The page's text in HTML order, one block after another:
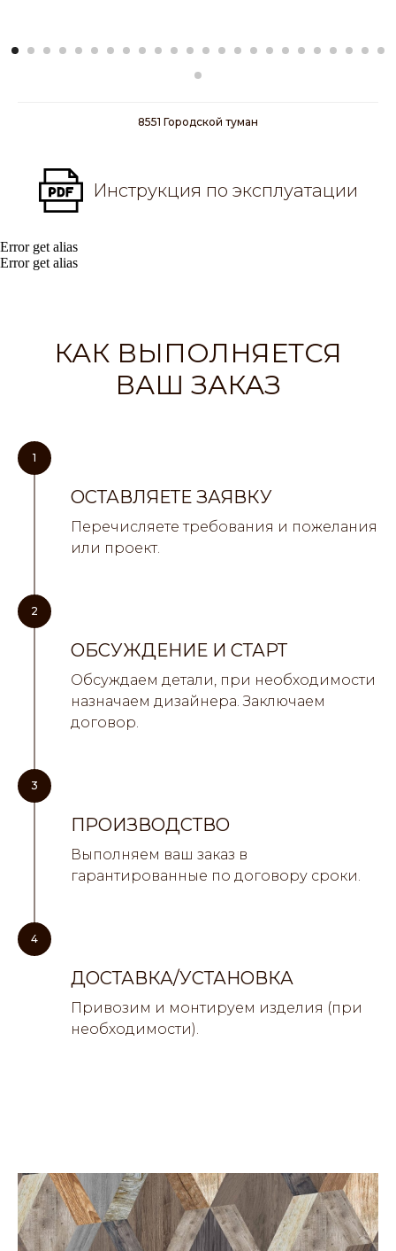
8551 Городской туман
Инструкция по эксплуатации
Error get alias
Error get alias
КАК ВЫПОЛНЯЕТСЯ
ВАШ ЗАКАЗ
1
ОСТАВЛЯЕТЕ ЗАЯВКУ
Перечисляете требования и пожелания
или проект.
2
ОБСУЖДЕНИЕ И СТАРТ
Обсуждаем детали, при необходимости
назначаем дизайнера. Заключаем
договор.
3
ПРОИЗВОДСТВО
Выполняем ваш заказ в
гарантированные по договору сроки.
4
ДОСТАВКА/УСТАНОВКА
Привозим и монтируем изделия (при
необходимости).